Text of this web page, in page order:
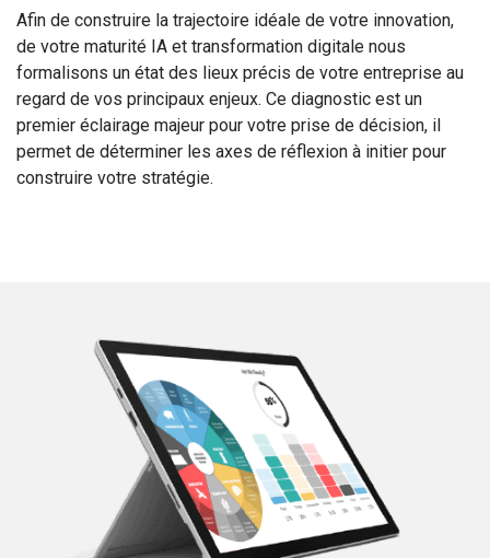
Afin de construire la trajectoire idéale de votre innovation,
de votre maturité IA et transformation digitale nous
formalisons un état des lieux précis de votre entreprise au
regard de vos principaux enjeux. Ce diagnostic est un
premier éclairage majeur pour votre prise de décision, il
permet de déterminer les axes de réflexion à initier pour
construire votre stratégie.